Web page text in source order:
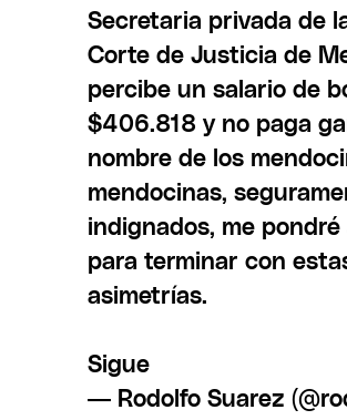
Secretaria privada de
Corte de Justicia de
percibe un salario de
$406.818 y no paga
nombre de los
mendocinas,
indignados, me
para terminar con
asimetrías.
Sigue
— Rodolfo Suarez